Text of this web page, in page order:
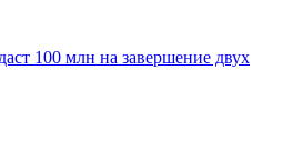
100 млн на завершение двух